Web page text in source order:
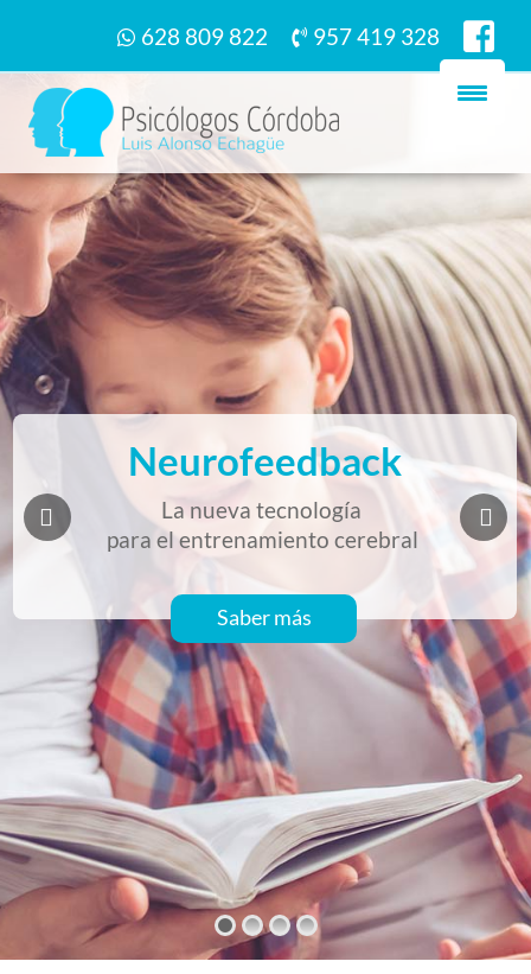
628 809 822 957 419 328
Neurofeedback
La nueva tecnología
para el entrenamiento cerebral
Saber más